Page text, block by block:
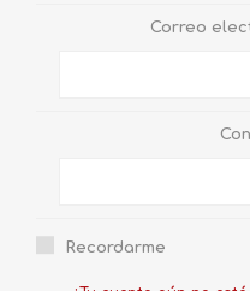
Correo
Recordarme